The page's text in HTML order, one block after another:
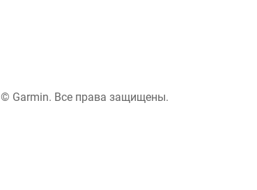
© Garmin. Все права защищены.